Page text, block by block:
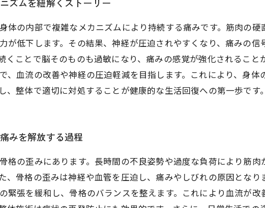
の内部で複雑なメカニズムにより持続する痛みです。筋肉の硬
が低下します。その結果、神経が圧迫されやすくなり、痛みの
くことで脳そのものも過敏になり、痛みの感覚が強化されるこ
、血流の改善や神経の圧迫軽減を目指します。これにより、身
整体で適切に対処することが健康的な生活回復への第一歩です。
みを解放する過程
格の歪みにあります。長時間の不良姿勢や過度な負荷により筋
、骨格の歪みは神経や血管を圧迫し、痛みやしびれの原因とな
緊張を緩和し、骨格のバランスを整えます。これにより血流が